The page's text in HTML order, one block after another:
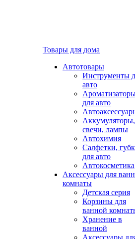
Товары для дома
Автотовары
Инструменты
авто
для авто
Аккумуляторы,
свечи, лампы
Автохимия
Салфетки,
для авто
Автокосметика
Аксессуары для
комнаты
Детская серия
Корзины для
ванной
Хранение в
ванной
Аксессуары